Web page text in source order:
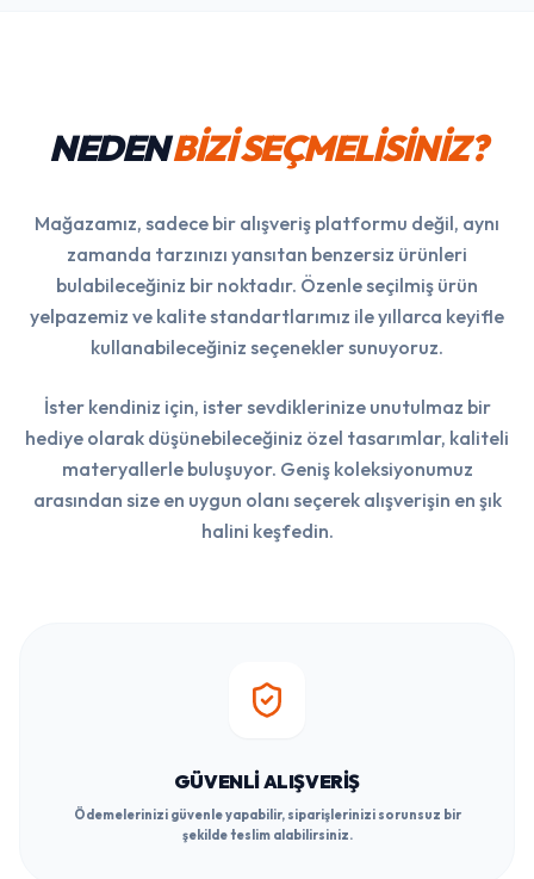
NEDENBİZİ SEÇMELİSİNİZ?
Mağazamız, sadece bir alışveriş platformu değil, aynı
zamanda tarzınızı yansıtan benzersiz ürünleri
bulabileceğiniz bir noktadır. Özenle seçilmiş ürün
yelpazemiz ve kalite standartlarımız ile yıllarca keyifle
kullanabileceğiniz seçenekler sunuyoruz.
İster kendiniz için, ister sevdiklerinize unutulmaz bir
hediye olarak düşünebileceğiniz özel tasarımlar, kaliteli
materyallerle buluşuyor. Geniş koleksiyonumuz
arasından size en uygun olanı seçerek alışverişin en şık
halini keşfedin.
GÜVENLI ALIŞVERIŞ
Ödemelerinizi güvenle yapabilir, siparişlerinizi sorunsuz bir
şekilde teslim alabilirsiniz.